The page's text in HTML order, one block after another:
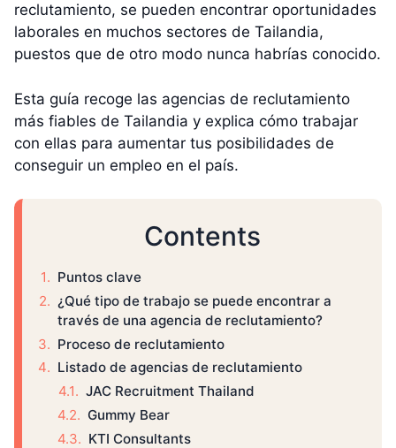
reclutamiento, se pueden encontrar oportunidades
laborales en muchos sectores de Tailandia,
puestos que de otro modo nunca habrías conocido.
Esta guía recoge las agencias de reclutamiento
más fiables de Tailandia y explica cómo trabajar
con ellas para aumentar tus posibilidades de
conseguir un empleo en el país.
Contents
Puntos clave
¿Qué tipo de trabajo se puede encontrar a
través de una agencia de reclutamiento?
Proceso de reclutamiento
Listado de agencias de reclutamiento
JAC Recruitment Thailand
Gummy Bear
KTI Consultants